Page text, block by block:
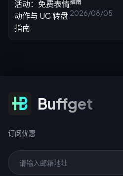
指南
2026/08/05
订阅优惠 Buffget
订阅优惠